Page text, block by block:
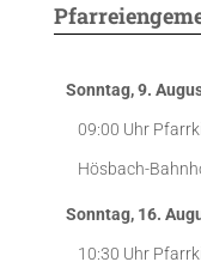
Sonntag, 9.
09:00 Uhr
Hösbach-
Sonntag, 16.
10:30 Uhr